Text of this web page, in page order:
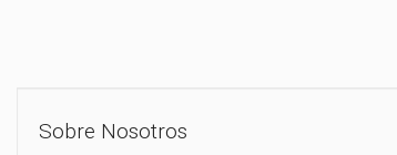
Sobre Nosotros